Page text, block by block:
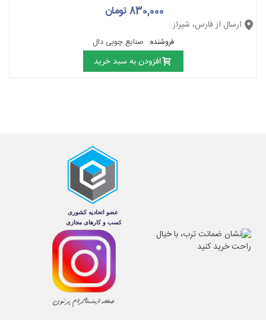
830,000 تومان
ارسال از فارس، شیراز
فروشنده: صنایع چوبی دال
افزودن به سبد خرید